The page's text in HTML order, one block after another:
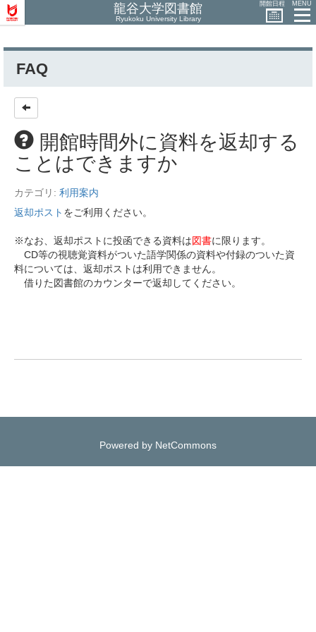
龍谷大学図書館
Ryukoku University Library
開館日程 MENU
FAQ
開館時間外に資料を返却する
ことはできますか
カテゴリ: 利用案内
返却ポスト をご利用ください。
※なお、返却ポストに投函できる資料は図書に限ります。
CD等の視聴覚資料がついた語学関係の資料や付録のついた資
料については、返却ポストは利用できません。
借りた図書館のカウンターで返却してください。
Powered by NetCommons